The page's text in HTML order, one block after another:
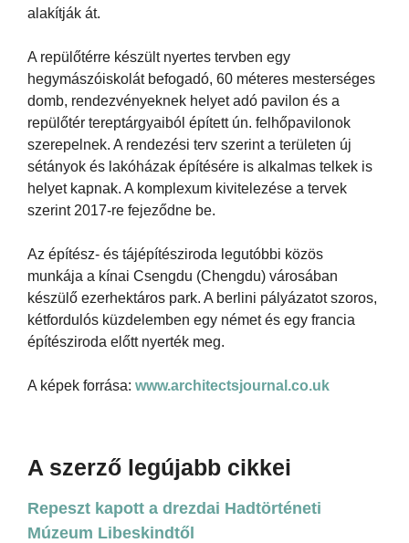
alakítják át.
A repülőtérre készült nyertes tervben egy
hegymászóiskolát befogadó, 60 méteres mesterséges
domb, rendezvényeknek helyet adó pavilon és a
repülőtér tereptárgyaiból épített ún. felhőpavilonok
szerepelnek. A rendezési terv szerint a területen új
sétányok és lakóházak építésére is alkalmas telkek is
helyet kapnak. A komplexum kivitelezése a tervek
szerint 2017-re fejeződne be.
Az építész- és tájépítésziroda legutóbbi közös
munkája a kínai Csengdu (Chengdu) városában
készülő ezerhektáros park. A berlini pályázatot szoros,
kétfordulós küzdelemben egy német és egy francia
építésziroda előtt nyerték meg.
A képek forrása: www.architectsjournal.co.uk
A szerző legújabb cikkei
Repeszt kapott a drezdai Hadtörténeti
Múzeum Libeskindtől